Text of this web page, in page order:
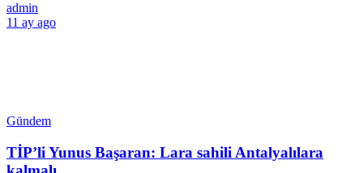
admin
11 ay ago
Gündem
TİP’li Yunus Başaran: Lara sahili Antalyalılara